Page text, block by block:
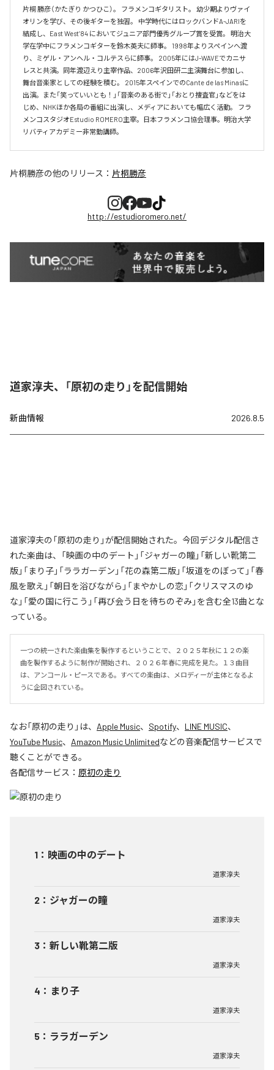
片桐 勝彦（かたぎり かつひこ）。 フラメンコギタリスト。 幼少期よりヴァイ
オリンを学び、その後ギターを独習。 中学時代にはロックバンドA-JARIを
結成し、East West’84 においてジュニア部門優秀グループ賞を受賞。 明治大
学在学中にフラメンコギターを鈴木英夫に師事。 1998年よりスペインへ渡
り、ミゲル・アンヘル・コルテスらに師事。 2005年にはJ-WAVEでカニサ
レスと共演。同年渡辺えり主宰作品、2006年沢田研二主演舞台に参加し、
舞台音楽家としての経験を積む。 2015年スペインでのCante de las Minasに
出演。また「笑っていいとも！」「音楽のある街で」「おとり捜査官」などをは
じめ、NHKほか各局の番組に出演し、メディアにおいても幅広く活動。 フラ
メンコスタジオEstudio ROMERO主宰。日本フラメンコ協会理事。明治大学
リバティアカデミー非常勤講師。
片桐勝彦の他のリリース： 片桐勝彦
http://estudioromero.net/
道家淳夫、「原初の走り」を配信開始
新曲情報 2026.8.5
道家淳夫の「原初の走り」が配信開始された。今回デジタル配信さ
れた楽曲は、「映画の中のデート」「ジャガーの瞳」「新しい靴第二
版」「まり子」「ララガーデン」「花の森第二版」「坂道をのぼって」「春
風を歌え」「朝日を浴びながら」「まやかしの恋」「クリスマスのゆ
な」「愛の国に行こう」「再び会う日を待ちのぞみ」を含む全13曲とな
っている。
一つの統一された楽曲集を製作するということで、２０２５年秋に１２の楽
曲を製作するように制作が開始され、２０２６年春に完成を見た。１３曲目
は、アンコール・ピースである。すべての楽曲は、メロディーが主体となるよ
うに企図されている。
なお「原初の走り 」は、 Apple Music、 Spotify、 LINE MUSIC、
YouTube Music、 Amazon Music Unlimitedなどの音楽配信サービスで
聴くことができる。
各配信サービス： 原初の走り
1 ： 映画の中のデート
道家淳夫
2 ： ジャガーの瞳
道家淳夫
3 ： 新しい靴第二版
道家淳夫
4 ： まり子
道家淳夫
5 ： ララガーデン
道家淳夫